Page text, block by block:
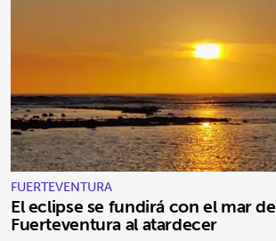
FUERTEVENTURA
El eclipse se fundirá con el mar de
Fuerteventura al atardecer